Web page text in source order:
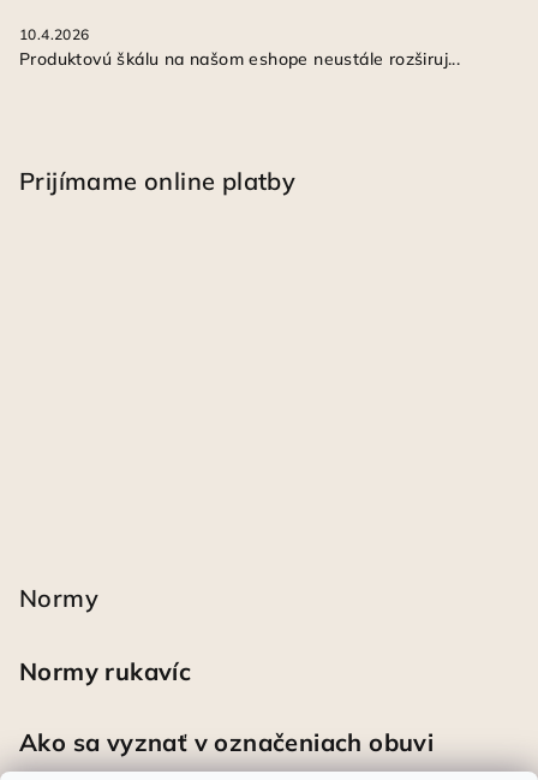
10.4.2026
Produktovú škálu na našom eshope neustále rozširuj...
Prijímame online platby
Normy
Normy rukavíc
Ako sa vyznať v označeniach obuvi